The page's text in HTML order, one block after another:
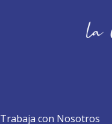
Trabaja con Nosotros